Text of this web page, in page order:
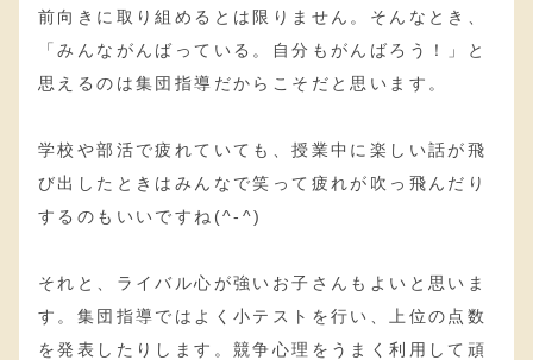
前向きに取り組めるとは限りません。そんなとき、
「みんながんばっている。自分もがんばろう！」と
思えるのは集団指導だからこそだと思います。
学校や部活で疲れていても、授業中に楽しい話が飛
び出したときはみんなで笑って疲れが吹っ飛んだり
するのもいいですね(^-^)
それと、ライバル心が強いお子さんもよいと思いま
す。集団指導ではよく小テストを行い、上位の点数
を発表したりします。競争心理をうまく利用して頑